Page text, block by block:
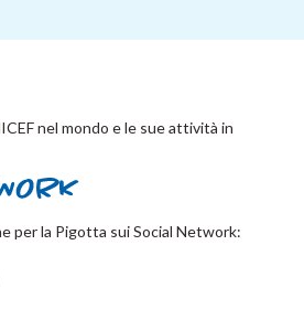
nel mondo e le sue attività in
per la Pigotta sui Social Network: